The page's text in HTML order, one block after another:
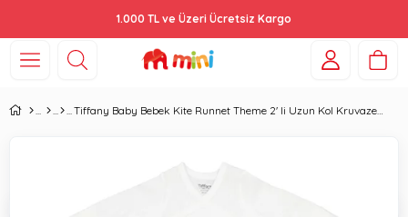
1.000 TL ve Üzeri Ücretsiz Kargo
Tiffany Baby Bebek Kite Runnet Theme 2' li Uzun Kol Kruvaze Zıbın Set Ekru 33020